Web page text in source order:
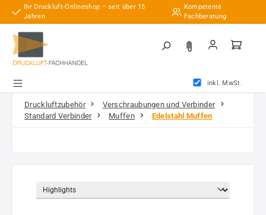
Zum Hauptinhalt springen
Ihr Druckluft-Onlineshop – seit über 15
Jahren
Kompetente
Fachberatung
inkl. MwSt.
Druckluftzubehör
Verschraubungen und Verbinder
Standard Verbinder
Muffen Edelstahl Muffen